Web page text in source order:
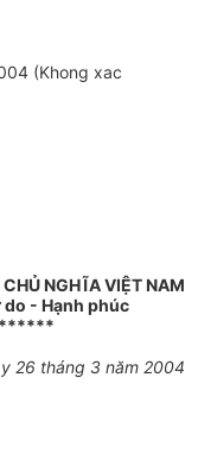
(Khong xac
NGHĨA VIỆT NAM
- Hạnh phúc
26 tháng 3 năm 2004